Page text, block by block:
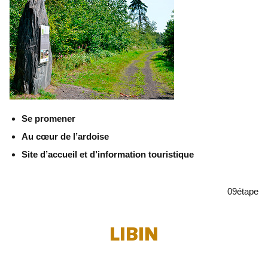
Se promener
Au cœur de l’ardoise
Site d’accueil et d’information touristique
09étape
LIBIN